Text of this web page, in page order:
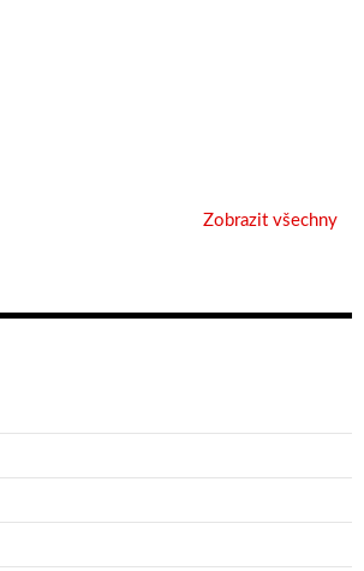
Zobrazit všechny